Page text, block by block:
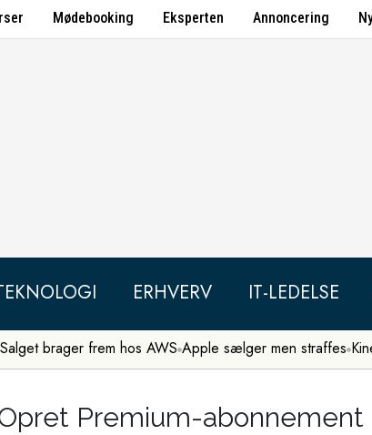
Mødebooking Eksperten Annoncering
ERHVERV IT-LEDELSE
Salget brager frem hos AWS Apple sælger men straffes
Premium-abonnement